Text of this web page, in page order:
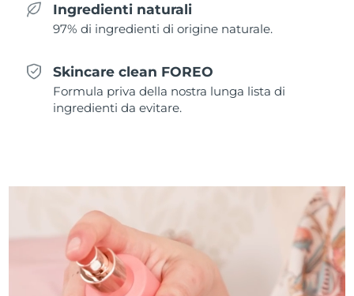
Ingredienti naturali
97% di ingredienti di origine naturale.
Skincare clean FOREO
Formula priva della nostra lunga lista di
ingredienti da evitare.